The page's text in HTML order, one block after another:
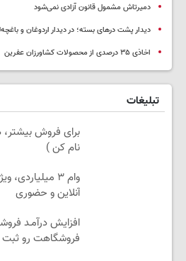
دمیرتاش مشمول قانون آزادی نمی‌شود
دیدار پشت درهای بسته؛ در دیدار اردوغان و
اخاذی ۳۵ درصدی از محصولات کشاورزان عفرین
تبلیغات
برای فروش
نام کن )
وام ۳
آنلاین و حضوری
افزایش درآمـد
فروشگاهت رو